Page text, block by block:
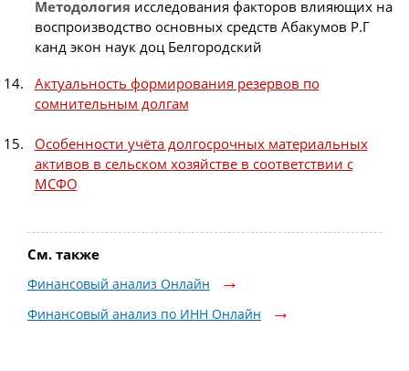
Методология исследования факторов влияющих на
воспроизводство основных средств Абакумов Р.Г
канд экон наук доц Белгородский
Актуальность формирования резервов по
сомнительным долгам
Особенности учёта долгосрочных материальных
активов в сельском хозяйстве в соответствии с
МСФО
См. также
Финансовый анализ Онлайн
Финансовый анализ по ИНН Онлайн